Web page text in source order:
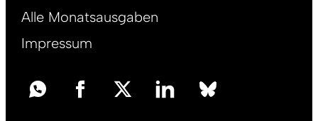
Alle Monatsausgaben
Impressum